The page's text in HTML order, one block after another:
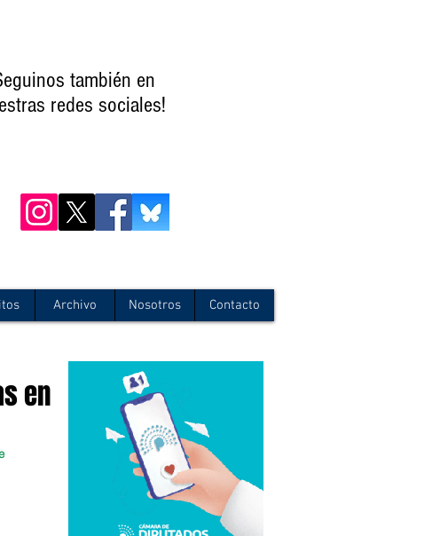
también en
redes sociales!
Archivo Nosotros Contacto
en